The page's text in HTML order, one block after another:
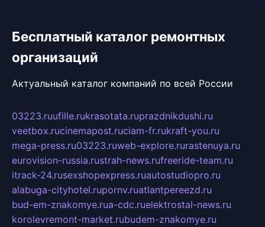
Бесплатный каталог ремонтных
организаций
Актуальный каталог компаний по всей России
03223.ruufille.rukrasotata.ruprazdnikdushi.ru
veetbox.rucinemapost.ruciam-fr.rukraft-you.ru
mega-press.ru03223.ruweb-explore.rurastenuya.ru
eurovision-russia.rustrah-news.rufreeride-team.ru
itrack-24.rusexshopexpress.ruautostudiopro.ru
alabuga-cityhotel.rupornv.ruatlantpereezd.ru
bud-em-znakomye.rua-cdc.ruelektrostal-news.ru
korolevremont-market.rubudem-znakomye.ru